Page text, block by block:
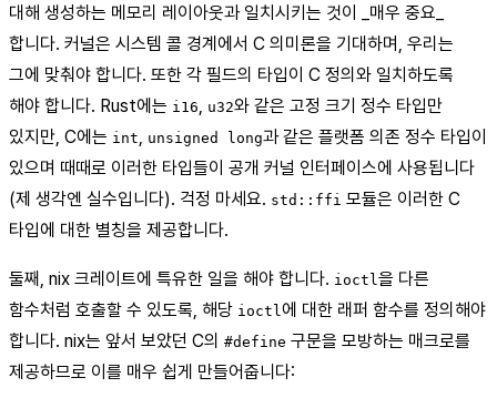
대해 생성하는 메모리 레이아웃과 일치시키는 것이 _매우 중요_
합니다. 커널은 시스템 콜 경계에서 C 의미론을 기대하며, 우리는
그에 맞춰야 합니다. 또한 각 필드의 타입이 C 정의와 일치하도록
해야 합니다. Rust에는 i16, u32와 같은 고정 크기 정수 타입만
있지만, C에는 int, unsigned long과 같은 플랫폼 의존 정수 타입이
있으며 때때로 이러한 타입들이 공개 커널 인터페이스에 사용됩니다
(제 생각엔 실수입니다). 걱정 마세요. std::ffi 모듈은 이러한 C
타입에 대한 별칭을 제공합니다.
둘째, nix 크레이트에 특유한 일을 해야 합니다. ioctl 을 다른
함수처럼 호출할 수 있도록, 해당 ioctl 에 대한 래퍼 함수를 정의해야
합니다. nix는 앞서 보았던 C의 #define 구문을 모방하는 매크로를
제공하므로 이를 매우 쉽게 만들어줍니다: